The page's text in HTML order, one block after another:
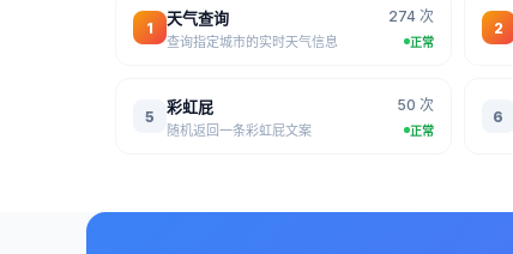
1
天气查询
查询指定城市的实时天气信息
274 次
正常
2
5
彩虹屁
随机返回一条彩虹屁文案
50 次
正常
6